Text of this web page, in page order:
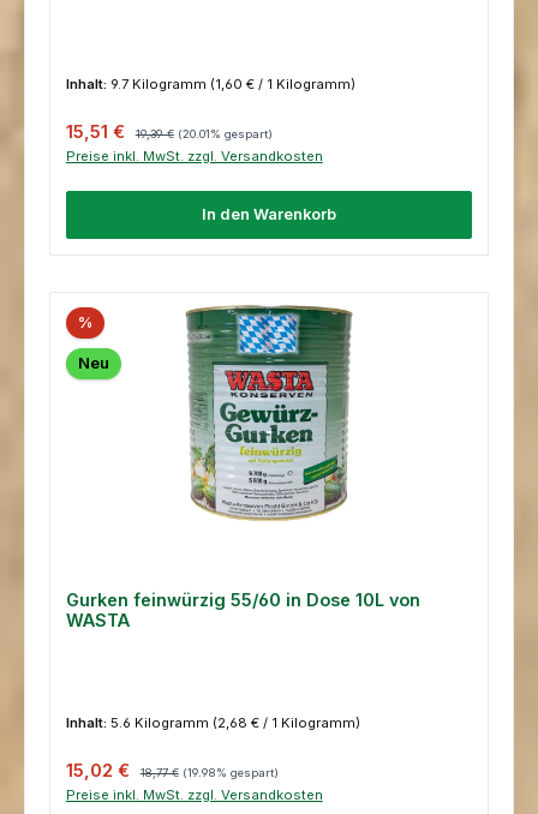
Inhalt: 9.7 Kilogramm (1,60 € / 1 Kilogramm)
Verkaufspreis:
15,51 € 19,39 € (20.01% gespart)
Preise inkl. MwSt. zzgl. Versandkosten
In den Warenkorb
%
Neu
Gurken feinwürzig 55/60 in Dose 10L von
WASTA
Inhalt: 5.6 Kilogramm (2,68 € / 1 Kilogramm)
Verkaufspreis:
15,02 € 18,77 € (19.98% gespart)
Preise inkl. MwSt. zzgl. Versandkosten